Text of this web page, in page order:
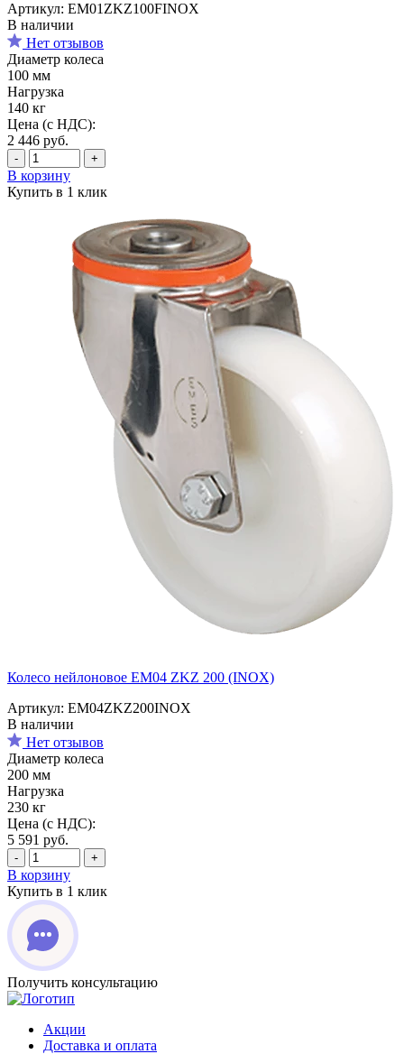
Артикул: EM01ZKZ100FINOX
В наличии
Нет отзывов
Диаметр колеса
100 мм
Нагрузка
140 кг
Цена (с НДС):
2 446 руб.
- +
В корзину
Купить в 1 клик
Колесо нейлоновое EM04 ZKZ 200 (INOX)
Артикул: EM04ZKZ200INOX
В наличии
Нет отзывов
Диаметр колеса
200 мм
Нагрузка
230 кг
Цена (с НДС):
5 591 руб.
- +
В корзину
Купить в 1 клик
Получить консультацию
Акции
Доставка и оплата